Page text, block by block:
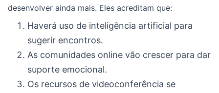
desenvolver ainda mais. Eles acreditam que:
Haverá uso de inteligência artificial para
sugerir encontros.
As comunidades online vão crescer para dar
suporte emocional.
Os recursos de videoconferência se